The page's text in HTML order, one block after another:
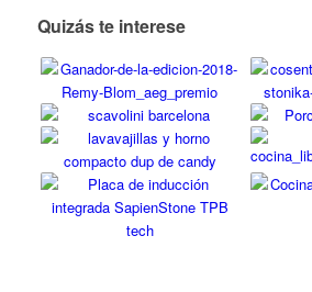
Quizás te interese